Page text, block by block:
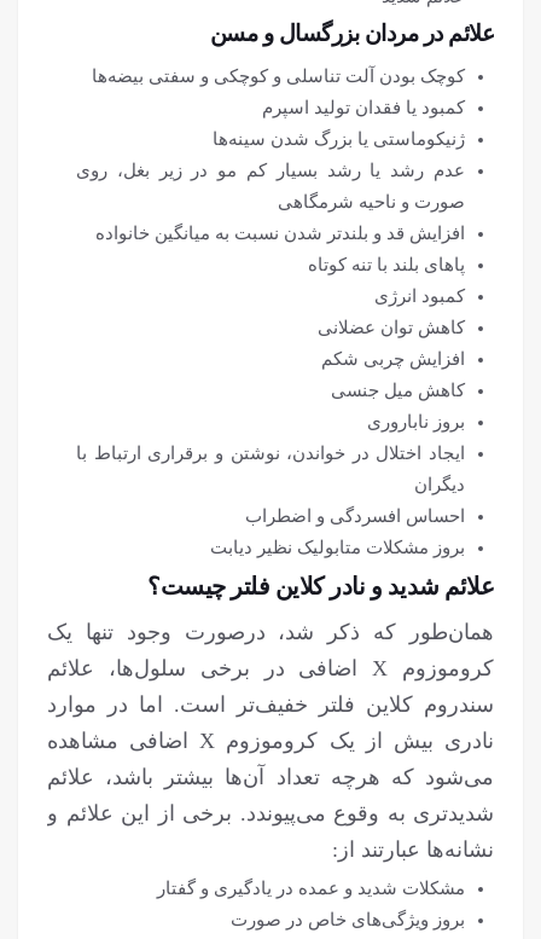
علائم در مردان بزرگسال و مسن
کوچک بودن آلت تناسلی و کوچکی و سفتی بیضه‌ها
کمبود یا فقدان تولید اسپرم
ژنیکوماستی یا بزرگ شدن سینه‌ها
عدم رشد یا رشد بسیار کم مو در زیر بغل، روی
صورت و ناحیه شرمگاهی
افزایش قد و بلندتر شدن نسبت به میانگین خانواده
پاهای بلند با تنه کوتاه
کمبود انرژی
کاهش توان عضلانی
افزایش چربی شکم
کاهش میل جنسی
بروز ناباروری
ایجاد اختلال در خواندن، نوشتن و برقراری ارتباط با
دیگران
احساس افسردگی و اضطراب
بروز مشکلات متابولیک نظیر دیابت
علائم شدید و نادر کلاین فلتر چیست؟
همان‌طور که ذکر شد، درصورت وجود تنها یک
کروموزوم X اضافی در برخی سلول‌ها، علائم
سندروم کلاین فلتر خفیف‌تر است. اما در موارد
نادری بیش از یک کروموزوم X اضافی مشاهده
می‌شود که هرچه تعداد آن‌ها بیشتر باشد، علائم
شدیدتری به وقوع می‌پیوندد. برخی از این علائم و
نشانه‌ها عبارتند از:
مشکلات شدید و عمده در یادگیری و گفتار
بروز ویژگی‌های خاص در صورت